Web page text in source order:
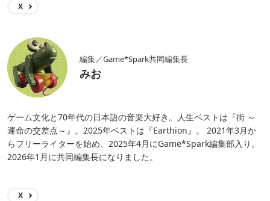
X
編集／Game*Spark共同編集長
みお
ゲーム文化と70年代の日本語の音楽大好き。人生ベストは『街 ～
運命の交差点～』。2025年ベストは『Earthion』。 2021年3月か
らフリーライターを始め、2025年4月にGame*Spark編集部入り。
2026年1月に共同編集長になりました。
X